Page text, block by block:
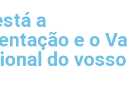
a
e o
do vosso